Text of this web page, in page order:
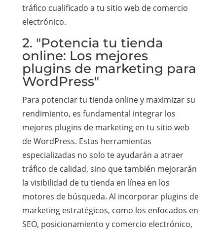
tráfico cualificado a tu sitio web de comercio
electrónico.
2. "Potencia tu tienda
online: Los mejores
plugins de marketing para
WordPress"
Para potenciar tu tienda online y maximizar su
rendimiento, es fundamental integrar los
mejores plugins de marketing en tu sitio web
de WordPress. Estas herramientas
especializadas no solo te ayudarán a atraer
tráfico de calidad, sino que también mejorarán
la visibilidad de tu tienda en línea en los
motores de búsqueda. Al incorporar plugins de
marketing estratégicos, como los enfocados en
SEO, posicionamiento y comercio electrónico,